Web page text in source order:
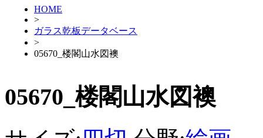
HOME
>
ガラス乾板データベース
>
05670_楼閣山水図襖
05670_楼閣山水図襖